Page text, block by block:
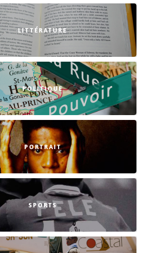
LITTÉRATURE
POLITIQUE
PORTRAIT
SPORTS